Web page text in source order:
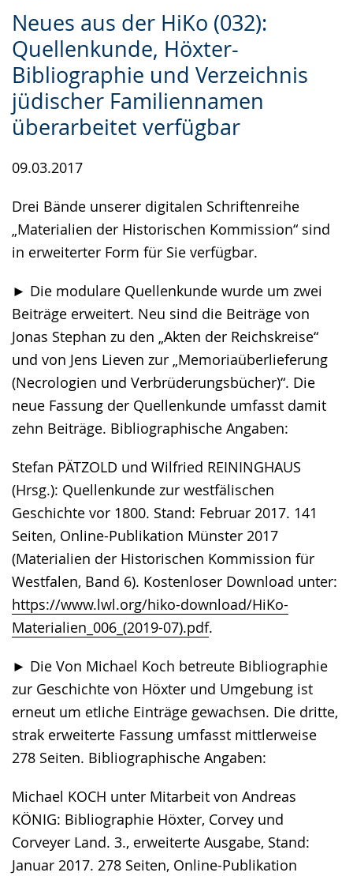
Neues aus der HiKo (032):
Quellenkunde, Höxter-
Bibliographie und Verzeichnis
jüdischer Familiennamen
überarbeitet verfügbar
09.03.2017
Drei Bände unserer digitalen Schriftenreihe
„Materialien der Historischen Kommission“ sind
in erweiterter Form für Sie verfügbar.
► Die modulare Quellenkunde wurde um zwei
Beiträge erweitert. Neu sind die Beiträge von
Jonas Stephan zu den „Akten der Reichskreise“
und von Jens Lieven zur „Memoriaüberlieferung
(Necrologien und Verbrüderungsbücher)“. Die
neue Fassung der Quellenkunde umfasst damit
zehn Beiträge. Bibliographische Angaben:
Stefan PÄTZOLD und Wilfried REININGHAUS
(Hrsg.): Quellenkunde zur westfälischen
Geschichte vor 1800. Stand: Februar 2017. 141
Seiten, Online-Publikation Münster 2017
(Materialien der Historischen Kommission für
Westfalen, Band 6). Kostenloser Download unter:
https://www.lwl.org/hiko-download/HiKo-
Materialien_006_(2019-07).pdf.
► Die Von Michael Koch betreute Bibliographie
zur Geschichte von Höxter und Umgebung ist
erneut um etliche Einträge gewachsen. Die dritte,
strak erweiterte Fassung umfasst mittlerweise
278 Seiten. Bibliographische Angaben:
Michael KOCH unter Mitarbeit von Andreas
KÖNIG: Bibliographie Höxter, Corvey und
Corveyer Land. 3., erweiterte Ausgabe, Stand:
Januar 2017. 278 Seiten, Online-Publikation
Leichten
Sprache
wechseln.
Audio-
Unterstützung.
Video
in
Deutscher
Gebärdensprache
wird